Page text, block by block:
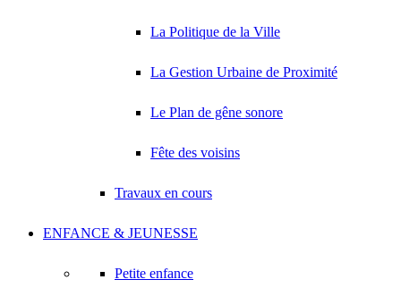
La Politique de la Ville
La Gestion Urbaine de Proximité
Le Plan de gêne sonore
Fête des voisins
Travaux en cours
ENFANCE & JEUNESSE
Petite enfance